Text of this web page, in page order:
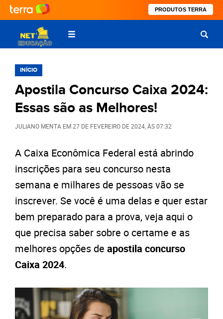
PRODUTOS TERRA
INÍCIO
Apostila Concurso Caixa 2024:
Essas são as Melhores!
JULIANO MENTA EM27 DE FEVEREIRO DE 2024 , ÀS07:32
A Caixa Econômica Federal está abrindo
inscrições para seu concurso nesta
semana e milhares de pessoas vão se
inscrever. Se você é uma delas e quer estar
bem preparado para a prova, veja aqui o
que precisa saber sobre o certame e as
melhores opções de apostila concurso
Caixa 2024.